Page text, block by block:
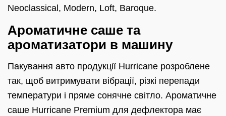
Neoclassical, Modern, Loft, Baroque.
Ароматичне саше та
ароматизатори в машину
Пакування авто продукції Hurricane розроблене
так, щоб витримувати вібрації, різкі перепади
температури і пряме сонячне світло. Ароматичне
саше Hurricane Premium для дефлектора має